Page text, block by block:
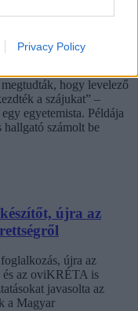
Privacy Policy
mégsem
százezer
hogy levelező
a szájukat” –
egyetemista. Példája
hallgató számolt be
újra az
újra az
és az oviKRÉTA is
javasolta az
a Magyar